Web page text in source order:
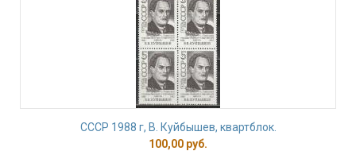
СССР 1988 г, В. Куйбышев, квартблок.
100,00 руб.